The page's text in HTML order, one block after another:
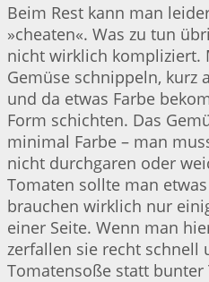
Beim Rest kann man
»cheaten«. Was zu tun
nicht wirklich kompliziert.
Gemüse schnippeln, kurz
und da etwas Farbe
Form schichten. Das
minimal Farbe – man
nicht durchgaren oder
Tomaten sollte man
brauchen wirklich nur
einer Seite. Wenn man
zerfallen sie recht schnell
Tomatensoße statt bunter